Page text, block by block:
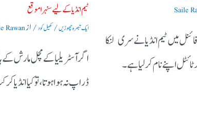
Saile
فائنل میں ٹیم انڈیا نے سری لنکا
اپنے نام کرلیا ہے۔
ٹیم انڈیا کے لیے سنہرا موقع
ایک تبصرہ چھوڑیں/کھیل کود/ ازRawan
اگر آسٹریلیا کے مچل مارش کے
ڈراپ نہ ہوا ہوتا ، تو کیا